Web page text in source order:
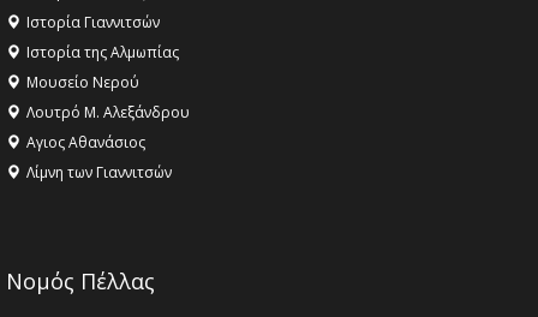
Ιστορία Γιαννιτσών
Ιστορία της Αλμωπίας
Μουσείο Νερού
Λουτρό Μ. Αλεξάνδρου
Αγιος Αθανάσιος
Λίμνη των Γιαννιτσών
Νομός Πέλλας